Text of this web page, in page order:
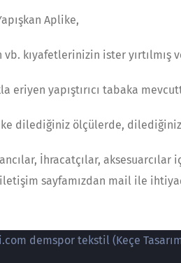
Aplike,
vb. kıyafetlerinizin ister
eriyen yapıştırıcı tabaka
dilediğiniz ölçülerde,
İhracatçılar, aksesuarcılar
sayfamızdan mail ile
demspor tekstil (Keçe